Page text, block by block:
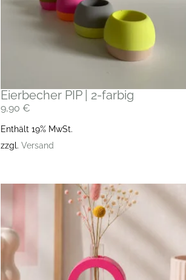
Eierbecher PIP | 2-farbig
9,90 €
Enthält 19% MwSt.
zzgl. Versand